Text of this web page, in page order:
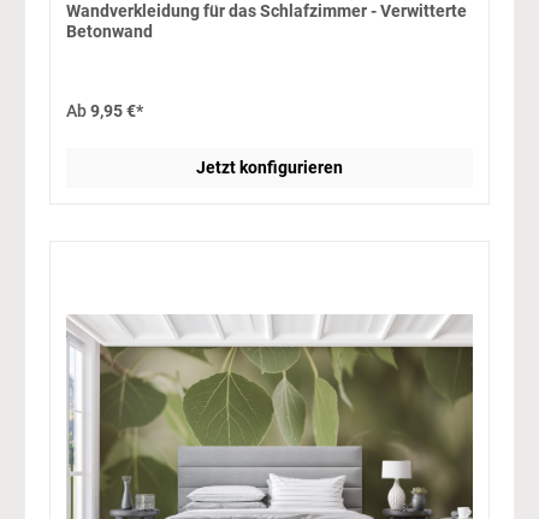
Wandverkleidung für das Schlafzimmer - Verwitterte
Betonwand
Ab9,95 €*
Jetzt konfigurieren